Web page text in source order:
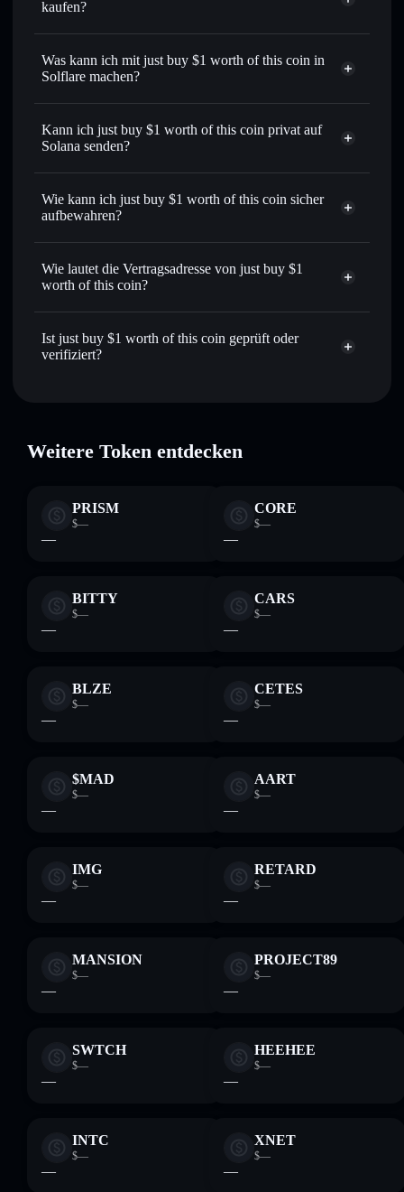
kaufen?
just buy $1 worth of this coin verifizierter Token
Was kann ich mit just buy $1 worth of this coin in
Solflare machen?
just buy $1 worth of this coin Solflare-Wallet
Sofort tauschen
Routing zum bestmöglichen Kurs
Limit-Orders setzen – automatisiere Trades zu deinem
Zielkurs für $1
Durchschnittskosteneffekt nutzen– Schritt für Schritt
Privat senden – übertrage $1, ohne Wallets öffentlich zu
Aggregators
In Echtzeit verfolgen– überwache Kurs, Volumen,
Marktkapitalisierung und Liquidität von $1
Kann ich just buy $1 worth of this coin privat auf
Solana senden?
Solflare-Wallet
Privacy
worth of this coin
Wie kann ich just buy $1 worth of this coin sicher
aufbewahren?
just buy $1 worth of this coin
Solflare
Privacy Aggregator
Wie lautet die Vertragsadresse von just buy $1
worth of this coin?
just buy $1 worth
GHichsGq8aPnqJyz6Jp1ASTK4PNLpB5KrD6XrfDjpump
Ist just buy $1 worth of this coin geprüft oder
verifiziert?
Weitere Token entdecken
PRISM
$—
—
CORE
$—
—
BITTY
$—
—
CARS
$—
—
BLZE
$—
—
CETES
$—
—
$MAD
$—
—
AART
$—
—
IMG
$—
—
RETARD
$—
—
MANSION
$—
—
PROJECT89
$—
—
SWTCH
$—
—
HEEHEE
$—
—
INTC
$—
—
XNET
$—
—